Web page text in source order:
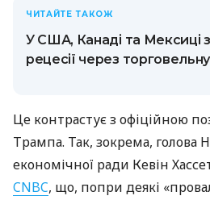
ЧИТАЙТЕ ТАКОЖ
У США, Канаді та Мексиці
рецесії через
Це контрастує з офіційною
Трампа. Так, зокрема, голова
економічної ради Кевін
CNBC, що, попри деякі